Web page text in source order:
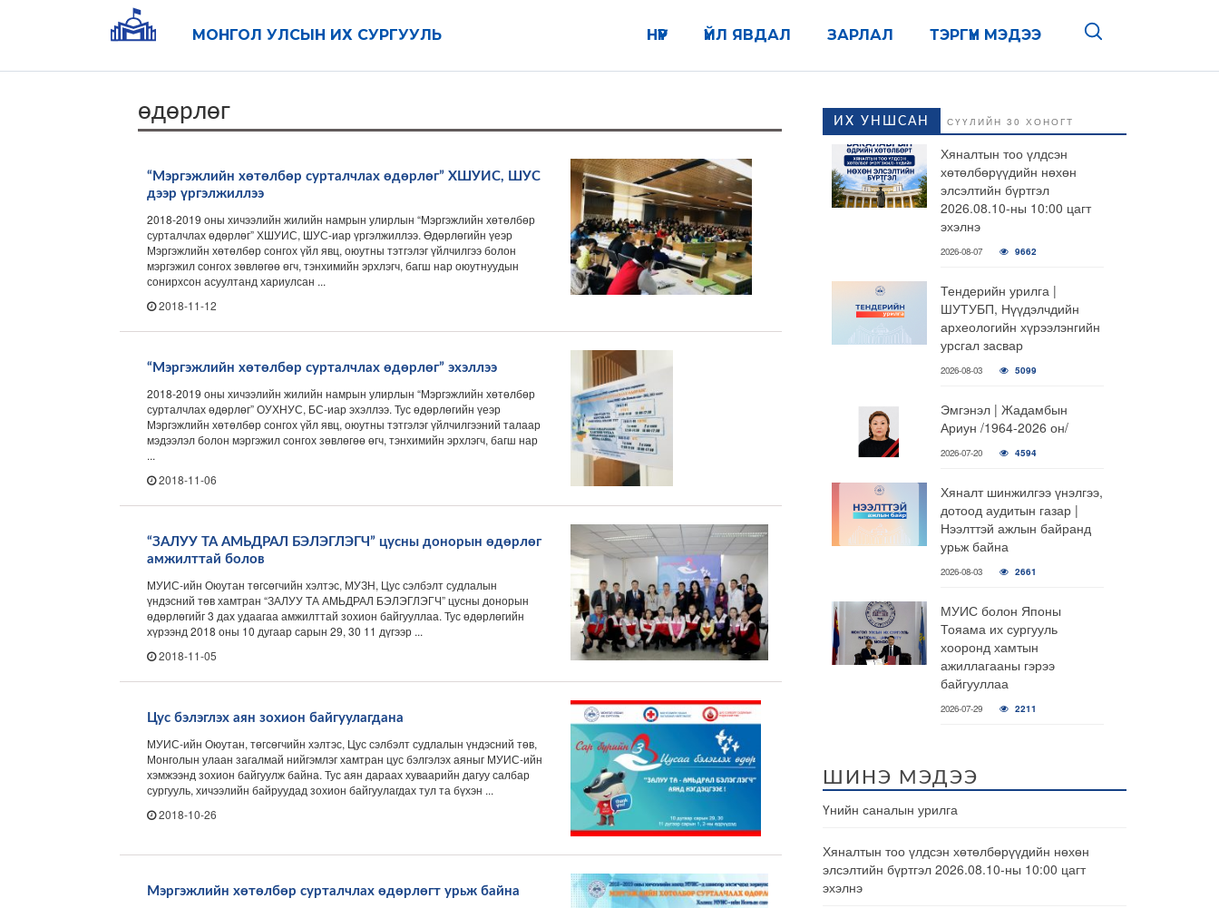
МОНГОЛ УЛСЫН ИХ СУРГУУЛЬ ТЭРГҮҮН МЭДЭЭ
ЗАРЛАЛ
ҮЙЛ ЯВДАЛ
НҮҮР
өдөрлөг
“Мэргэжлийн хөтөлбөр сурталчлах өдөрлөг” ХШУИС, ШУС
дээр үргэлжиллээ
2018-2019 оны хичээлийн жилийн намрын улирлын “Мэргэжлийн хөтөлбөр
сурталчлах өдөрлөг” ХШУИС, ШУС-иар үргэлжиллээ. Өдөрлөгийн үеэр
Мэргэжлийн хөтөлбөр сонгох үйл явц, оюутны тэтгэлэг үйлчилгээ болон
мэргэжил сонгох зөвлөгөө өгч, тэнхимийн эрхлэгч, багш нар оюутнуудын
сонирхсон асуултанд хариулсан ...
2018-11-12
“Мэргэжлийн хөтөлбөр сурталчлах өдөрлөг” эхэллээ
2018-2019 оны хичээлийн жилийн намрын улирлын “Мэргэжлийн хөтөлбөр
сурталчлах өдөрлөг” ОУХНУС, БС-иар эхэллээ. Тус өдөрлөгийн үеэр
Мэргэжлийн хөтөлбөр сонгох үйл явц, оюутны тэтгэлэг үйлчилгээний талаар
мэдээлэл болон мэргэжил сонгох зөвлөгөө өгч, тэнхимийн эрхлэгч, багш нар
...
2018-11-06
“ЗАЛУУ ТА АМЬДРАЛ БЭЛЭГЛЭГЧ” цусны донорын өдөрлөг
амжилттай болов
МУИС-ийн Оюутан төгсөгчийн хэлтэс, МУЗН, Цус сэлбэлт судлалын
үндэсний төв хамтран “ЗАЛУУ ТА АМЬДРАЛ БЭЛЭГЛЭГЧ” цусны донорын
өдөрлөгийг 3 дах удаагаа амжилттай зохион байгууллаа. Тус өдөрлөгийн
хүрээнд 2018 оны 10 дугаар сарын 29, 30 11 дүгээр ...
2018-11-05
Цус бэлэглэх аян зохион байгуулагдана
МУИС-ийн Оюутан, төгсөгчийн хэлтэс, Цус сэлбэлт судлалын үндэсний төв,
Монголын улаан загалмай нийгэмлэг хамтран цус бэлгэлэх аяныг МУИС-ийн
хэмжээнд зохион байгуулж байна. Тус аян дараах хуваарийн дагуу салбар
сургууль, хичээлийн байруудад зохион байгуулагдах тул та бүхэн ...
2018-10-26
Мэргэжлийн хөтөлбөр сурталчлах өдөрлөгт урьж байна
ИХ УНШСАН СҮҮЛИЙН 30 ХОНОГТ
Хяналтын тоо үлдсэн
хөтөлбөрүүдийн нөхөн
элсэлтийн бүртгэл
2026.08.10-ны 10:00 цагт
эхэлнэ
2026-08-07 9662
Тендерийн урилга |
ШУТУБП, Нүүдэлчдийн
археологийн хүрээлэнгийн
урсгал засвар
2026-08-03 5099
Эмгэнэл | Жадамбын
Ариун /1964-2026 он/
2026-07-20 4594
Хяналт шинжилгээ үнэлгээ,
дотоод аудитын газар |
Нээлттэй ажлын байранд
урьж байна
2026-08-03 2661
МУИС болон Японы
Тояама их сургууль
хооронд хамтын
ажиллагааны гэрээ
байгууллаа
2026-07-29 2211
ШИНЭ МЭДЭЭ
Үнийн саналын урилга
Хяналтын тоо үлдсэн хөтөлбөрүүдийн нөхөн
элсэлтийн бүртгэл 2026.08.10-ны 10:00 цагт
эхэлнэ